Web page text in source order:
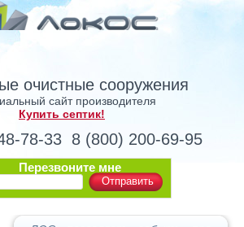
очистные сооружения
сайт производителя
Купить септик!
78-33 8 (800) 200-69-95
Перезвоните мне
Отправить